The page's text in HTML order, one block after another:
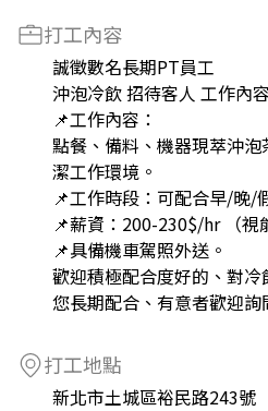
打工內容
誠徵數名長期PT員工
沖泡冷飲 招待客人 工作內
📌工作內容：
點餐、備料、機器現萃沖
潔工作環境。
📌工作時段：可配合早/晚/
📌薪資：200-230$/hr （視
📌具備機車駕照外送。
歡迎積極配合度好的、對
您長期配合、有意者歡迎
打工地點
新北市土城區裕民路243號